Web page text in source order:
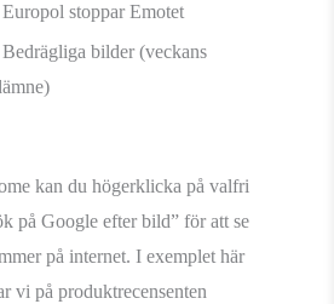
Europol stoppar Emotet
Bedrägliga bilder (veckans
kan du högerklicka på valfri
på Google efter bild” för att se
på internet. I exemplet här
vi på produktrecensenten